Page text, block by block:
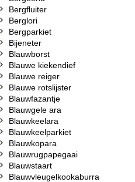
Bergfluiter
Berglori
Bergparkiet
Bijeneter
Blauwborst
Blauwe kiekendief
Blauwe reiger
Blauwe rotslijster
Blauwfazantje
Blauwgele ara
Blauwkeelara
Blauwkeelparkiet
Blauwkopara
Blauwrugpapegaai
Blauwstaart
Blauwvleugelkookaburra